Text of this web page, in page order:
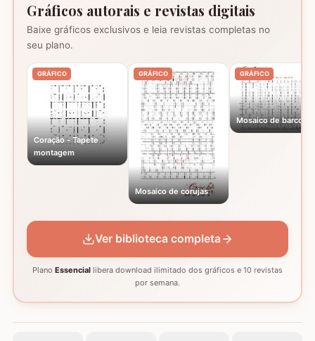
Gráficos autorais e revistas digitais
Baixe gráficos exclusivos e leia revistas completas no
seu plano.
GRÁFICO
Coração - Tapete
montagem
GRÁFICO
Mosaico de corujas
GRÁFICO
Mosaico de barcos
Ver biblioteca completa
Plano Essencial libera download ilimitado dos gráficos e 10 revistas
por semana.